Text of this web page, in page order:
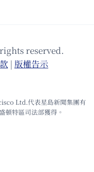
reserved.
| 版權告⽰
Ltd.代表星島新聞集團有
頓特區司法部獲得。